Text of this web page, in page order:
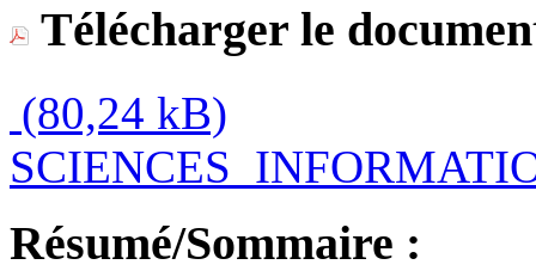
Télécharger le
(80,24 kB)
Résumé/Sommaire :